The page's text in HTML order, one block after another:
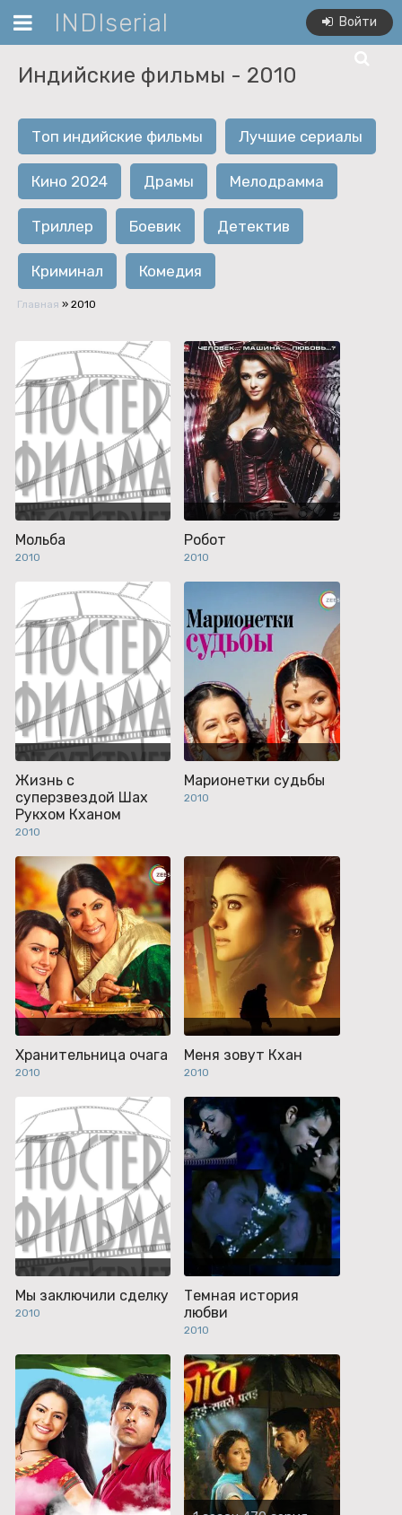
INDIserial Войти
Индийские фильмы - 2010
Топ индийские фильмы Лучшие сериалы
Кино 2024 Драмы Мелодрамма
Триллер Боевик Детектив
Криминал Комедия
Главная » 2010
Мольба
2010
Робот
2010
Жизнь с
суперзвездой Шах
Рукхом Кханом
2010
Марионетки судьбы
2010
Хранительница очага
2010
Меня зовут Кхан
2010
Мы заключили сделку
2010
Темная история
любви
2010